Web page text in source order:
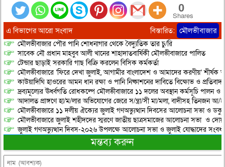
0
Shares
এ বিভাগের আরো সংবাদ বিস্তারিত: মৌলভীবাজার
মৌলভীবাজার পৌর পানি শোধনাগার থেকে বৈদ্যুতিক তার চু/রি
সাবেক নৌ প্রধান মাহবুব আলী খানের শাহাদাতবার্ষিকী মৌলভীবাজারে পালিত
টেন্ডার ছাড়াই সরকারি গাছ বিক্রি করলেন বিসিক কর্মকর্তা
মৌলভীবাজারে ‘ফিরে দেখা জুলাই, আগামীর বাংলাদেশ ও আমাদের করণীয়’ শীর্ষক
কাউয়াদিঘি হাওরের আমন ধান রক্ষা ও পানি নিষ্কাশনের দাবিতে বিক্ষোভ ও
দ্রব্যমূল্যের ঊর্ধ্বগতি রোধকল্পে মৌলভীবাজারে ১১ দলের অবস্থান কর্মসূচি পালন ও
আদালত প্রাঙ্গণে হা/ম/লার অভিযোগের জেরে স/ন্ত্রা/সী মা/মলা, বাদীসহ তিনজন আ/
মৌলভীবাজারে ১১ দলীয় ঐক্যের জুলাই গণঅভ্যুত্থান দিবসের আলোচনা সভা ও
মৌলভীবাজারে জুলাই শহীদদের স্মরণে জাতীয় ছাত্রসমাজের আলোচনা সভা ও
জুলাই গণঅভ্যুত্থান দিবস-২০২৬ উপলক্ষে আলোচনা সভা ও জুলাই যোদ্ধাদের
মন্তব্য করুন